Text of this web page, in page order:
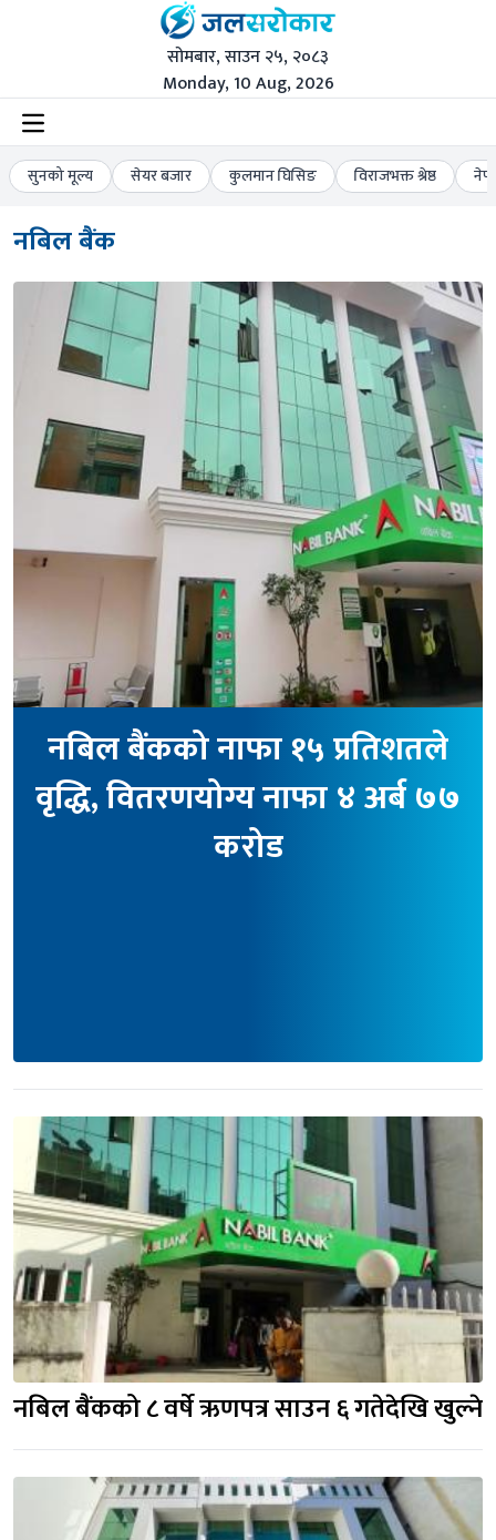
सोमबार, साउन २५, २०८३
Monday, 10 Aug, 2026
सुनको मूल्य सेयर बजार कुलमान घिसिङ विराजभक्त श्रेष्ठ
नबिल बैंक
नबिल बैंकको नाफा १५ प्रतिशतले
वृद्धि, वितरणयोग्य नाफा ४ अर्ब ७७
करोड
नबिल बैंकको ८ वर्षे ऋणपत्र साउन ६ गतेदेखि खुल्ने